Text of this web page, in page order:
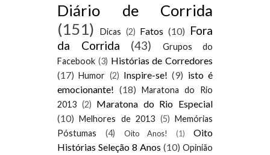
Diário de Corrida
(151)
Dicas (2) Fatos (10) Fora
da Corrida
(43)
Grupos do
Facebook (3) Histórias de Corredores
(17) Humor (2) Inspire-se! (9) isto é
emocionante! (18) Maratona do Rio
2013 (2) Maratona do Rio Especial
(10) Melhores de 2013 (5) Memórias
Póstumas
(4) Oito Anos! (1)
Oito
Histórias Seleção 8 Anos (10) Opinião